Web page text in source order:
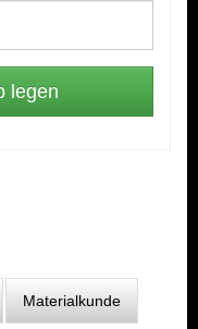
Materialkunde